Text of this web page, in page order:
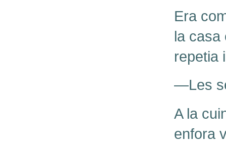
Era
la casa
repetia
—Les
A la
enfora